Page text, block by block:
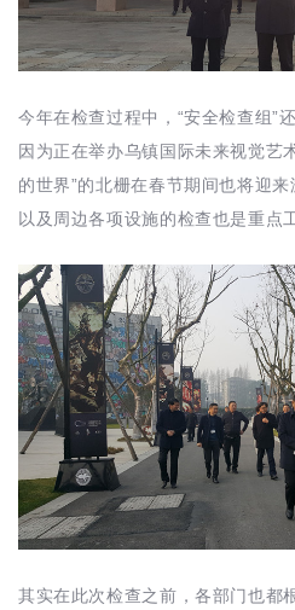
今年在检查过程中，“安全检查组”
因为正在举办乌镇国际未来视觉
的世界”的北栅在春节期间也将迎
以及周边各项设施的检查也是重点
其实在此次检查之前，各部门也都